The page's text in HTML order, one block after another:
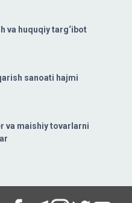
va huquqiy targ‘ibot
sanoati hajmi
va maishiy tovarlarni